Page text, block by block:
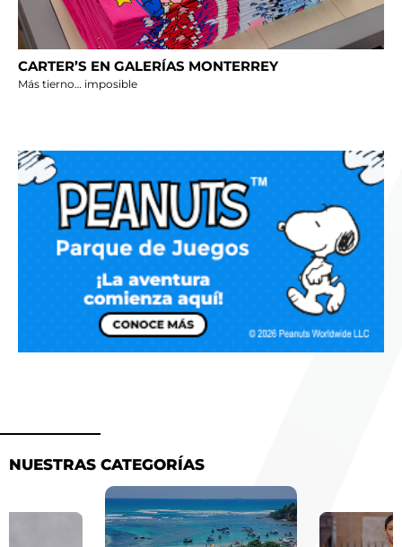
CARTER’S EN GALERÍAS MONTERREY
Más tierno… imposible
NUESTRAS CATEGORÍAS